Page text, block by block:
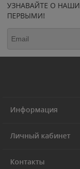
УЗНАВАЙТЕ О
ПЕРВЫМИ!
Информация
Личный кабинет
Контакты